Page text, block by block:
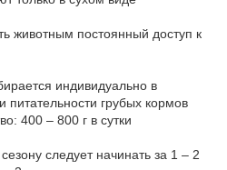
животным постоянный доступ к
индивидуально в
питательности грубых кормов
400 – 800 г в сутки
следует начинать за 1 – 2